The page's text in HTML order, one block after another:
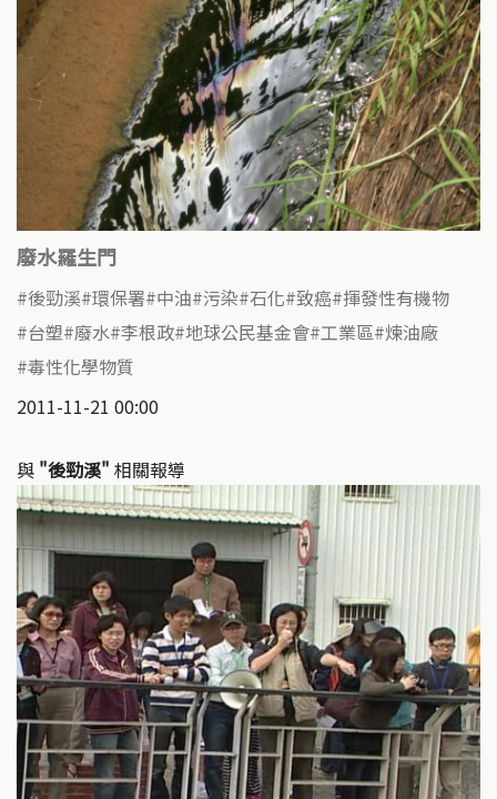
廢水羅生門
後勁溪 環保署 中油 污染 石化 致癌 揮發性有機物
台塑 廢水 李根政 地球公民基金會 工業區 煉油廠
毒性化學物質
2011-11-21 00:00
與 "後勁溪" 相關報導